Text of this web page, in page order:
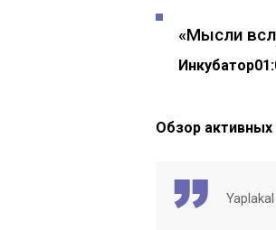
«Мысли
Инкубатор
Обзор активных
Yaplakal